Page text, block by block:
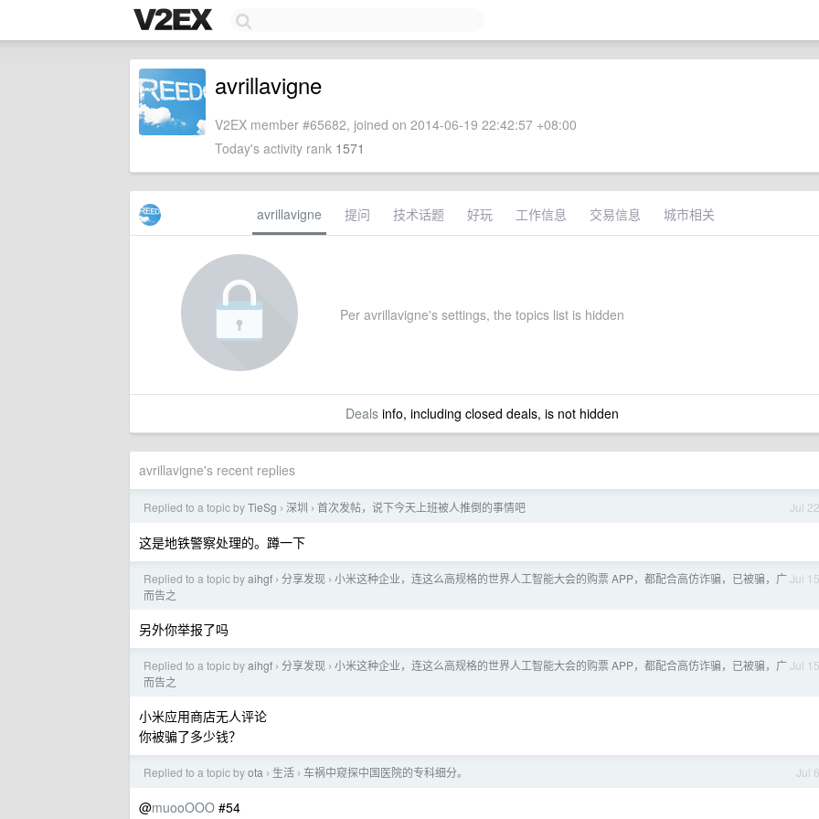
avrillavigne
V2EX member #65682, joined on 2014-06-19 22:42:57 +08:00
Today's activity rank 1571
avrillavigne 提问 技术话题 好玩 工作信息 交易信息 城市相关
Per avrillavigne's settings, the topics list is hidden
Dealsinfo, including closed deals, is not hidden
avrillavigne's recent replies
Jul 22
Replied to a topic byTieSg › 深圳 › 首次发帖，说下今天上班被人推倒的事情吧
这是地铁警察处理的。蹲一下
Jul 15
Replied to a topic byaihgf › 分享发现 › 小米这种企业，连这么高规格的世界人工智能大会的购票 APP，都配合高仿诈骗，已被骗，广
而告之
另外你举报了吗
Jul 15
Replied to a topic byaihgf › 分享发现 › 小米这种企业，连这么高规格的世界人工智能大会的购票 APP，都配合高仿诈骗，已被骗，广
而告之
小米应用商店无人评论
你被骗了多少钱？
Jul 6
Replied to a topic byota › 生活 › 车祸中窥探中国医院的专科细分。
@muooOOO #54